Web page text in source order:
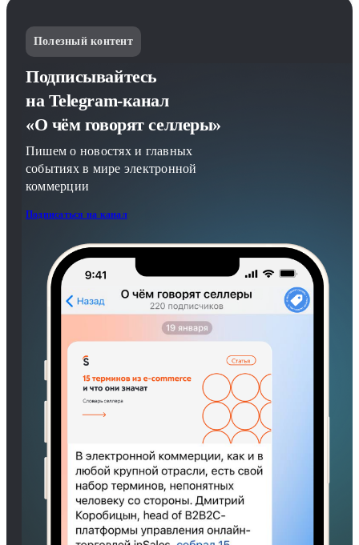
Полезный контент
Подписывайтесь
на Telegram-канал
«О чём говорят селлеры»
Пишем о новостях и главных
событиях в мире электронной
коммерции
Подписаться на канал